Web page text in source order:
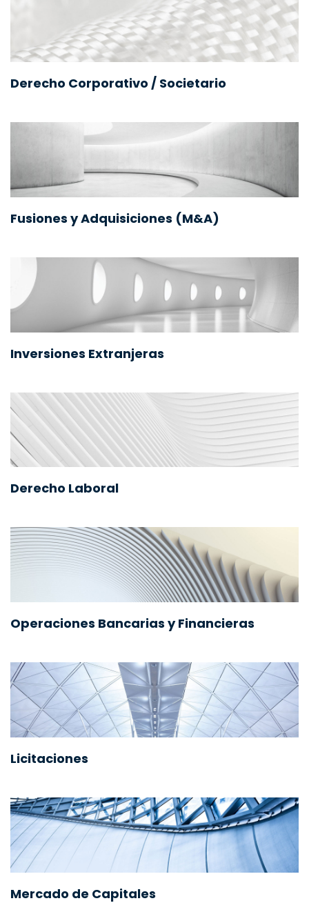
Derecho Corporativo / Societario
Fusiones y Adquisiciones (M&A)
Inversiones Extranjeras
Derecho Laboral
Operaciones Bancarias y Financieras
Licitaciones
Mercado de Capitales